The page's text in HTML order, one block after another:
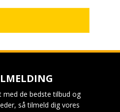
de bedste tilbud og
så tilmeld dig vores